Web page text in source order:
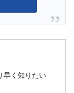
早く知りたい